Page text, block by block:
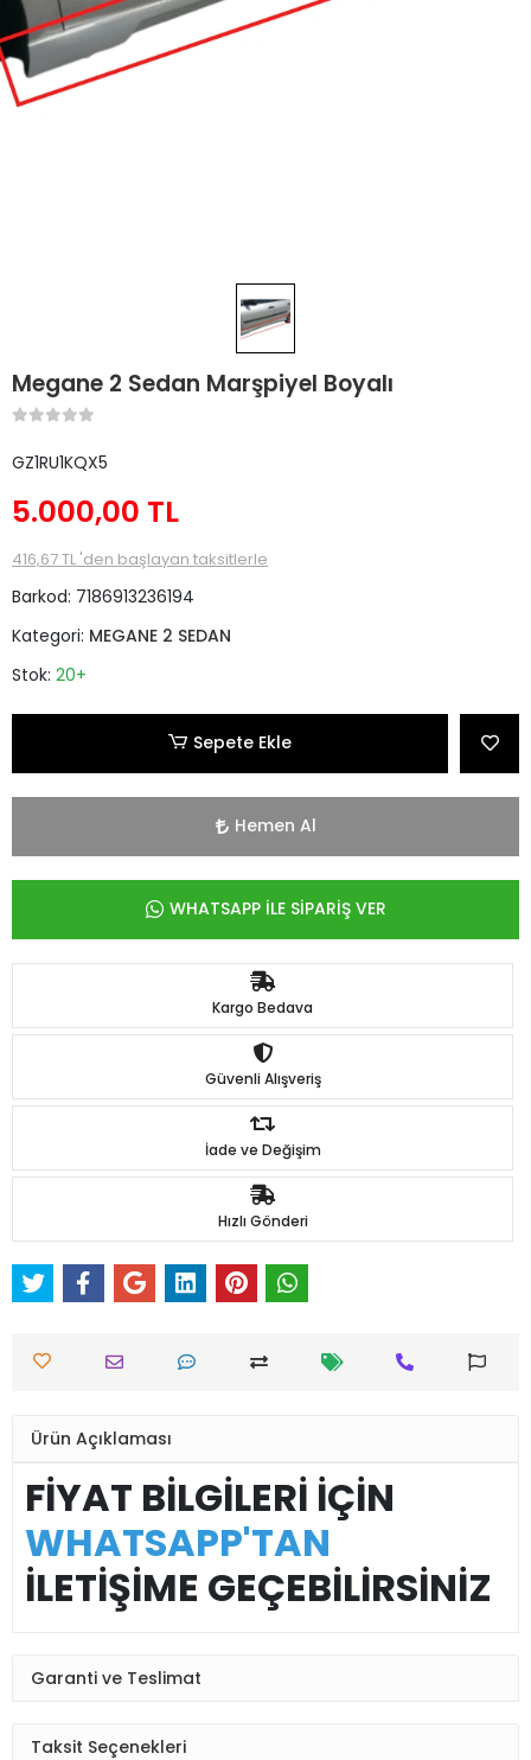
Megane 2 Sedan Marşpiyel Boyalı
GZ1RU1KQX5
5.000,00 TL
416,67 TL 'den başlayan taksitlerle
Barkod: 7186913236194
Kategori: MEGANE 2 SEDAN
Stok: 20+
Sepete Ekle
Hemen Al
WHATSAPP İLE SİPARİŞ VER
Kargo Bedava
Güvenli Alışveriş
İade ve Değişim
Hızlı Gönderi
Ürün Açıklaması
FİYAT BİLGİLERİ İÇİN
WHATSAPP'TAN
İLETİŞİME GEÇEBİLİRSİNİZ
Garanti ve Teslimat
Taksit Seçenekleri